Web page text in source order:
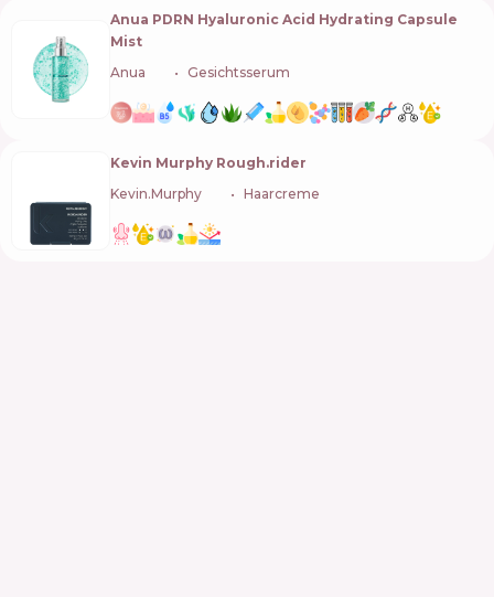
Anua PDRN Hyaluronic Acid Hydrating Capsule
Mist
Anua
Gesichtsserum
Kevin Murphy Rough.rider
Kevin.Murphy
Haarcreme